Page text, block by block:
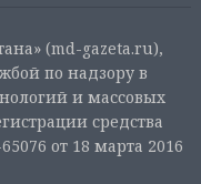
(md-gazeta.ru),
по надзору в
и массовых
средства
от 18 марта 2016